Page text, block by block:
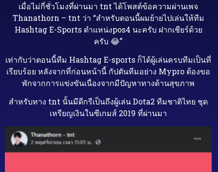
เมื่อไม่กี่ชั่วโมงที่ผ่านมา tnt ได้โพสต์ข้อความผ่านเพจ
Thanathorn – tnt ว่า “สำหรับตอนนี้ผมย้ายไปเล่นให้ทีม
Hashtag E-Sports ตำแหน่งpos4 นะครับ ฝากเชียร์ด้วย
ครับ😂”
เท่ากับว่าตอนนี้ทีม Hashtag E-sports ก็ได้ผู้เล่นครบทีมเป็นที่
เรียบร้อย หลังจากที่ก่อนหน้านี้ กัปตันทีมอย่าง Mypro ต้องขอ
พักจากการแข่งขันเนื่องจากมีปัญหาทางด้านสุขภาพ
สำหรับทาง tnt นั้นมีดีกรีเป็นถึงผู้เล่น Dota2 ทีมชาติไทย ชุด
เหรียญเงินในซีเกมส์ 2019 ที่ผ่านมา